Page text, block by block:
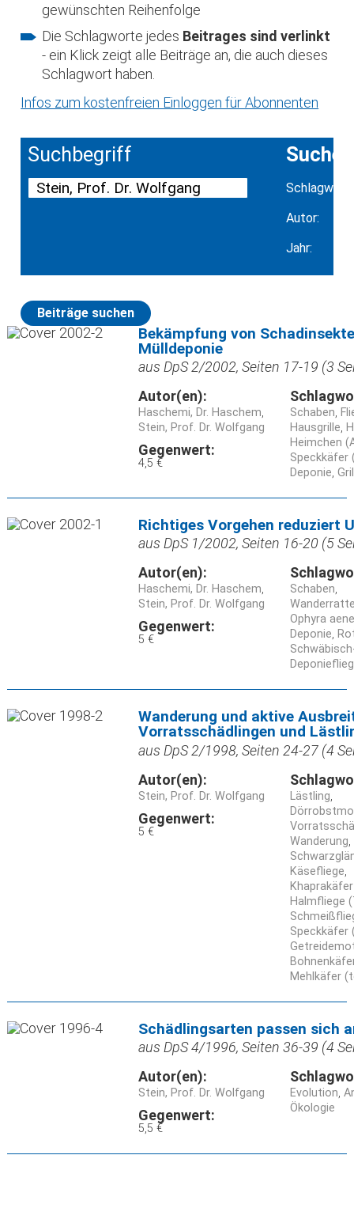
gewünschten Reihenfolge
Die Schlagworte jedes Beitrages sind verlinkt
- ein Klick zeigt alle Beiträge an, die auch dieses
Schlagwort haben.
Infos zum kostenfreien Einloggen für Abonnenten
Suchbegriff Suche
Schlagwort:
Autor:
Jahr:
Beiträge suchen
Bekämpfung von
Mülldeponie
aus DpS 2/2002, Seiten 17-19 (3
Autor(en):
Haschemi, Dr. Haschem
Stein, Prof. Dr. Wolfgang
Gegenwert:
4,5 €
Schaben
Hausgrille
Heimchen
Speckkäfer
Deponie
Richtiges Vorgehen reduziert
aus DpS 1/2002, Seiten 16-20 (5
Autor(en):
Haschemi, Dr. Haschem
Stein, Prof. Dr. Wolfgang
Gegenwert:
5 €
Schaben
Ophyra
Deponie
Wanderung und aktive
Vorratsschädlingen und
aus DpS 2/1998, Seiten 24-27 (4
Autor(en):
Stein, Prof. Dr. Wolfgang
Gegenwert:
5 €
Lästling
Wanderung
Käsefliege
Halmfliege
Speckkäfer
Mehlkäfer
Schädlingsarten passen sich
aus DpS 4/1996, Seiten 36-39 (4
Autor(en):
Stein, Prof. Dr. Wolfgang
Gegenwert:
5,5 €
Evolution
Ökologie